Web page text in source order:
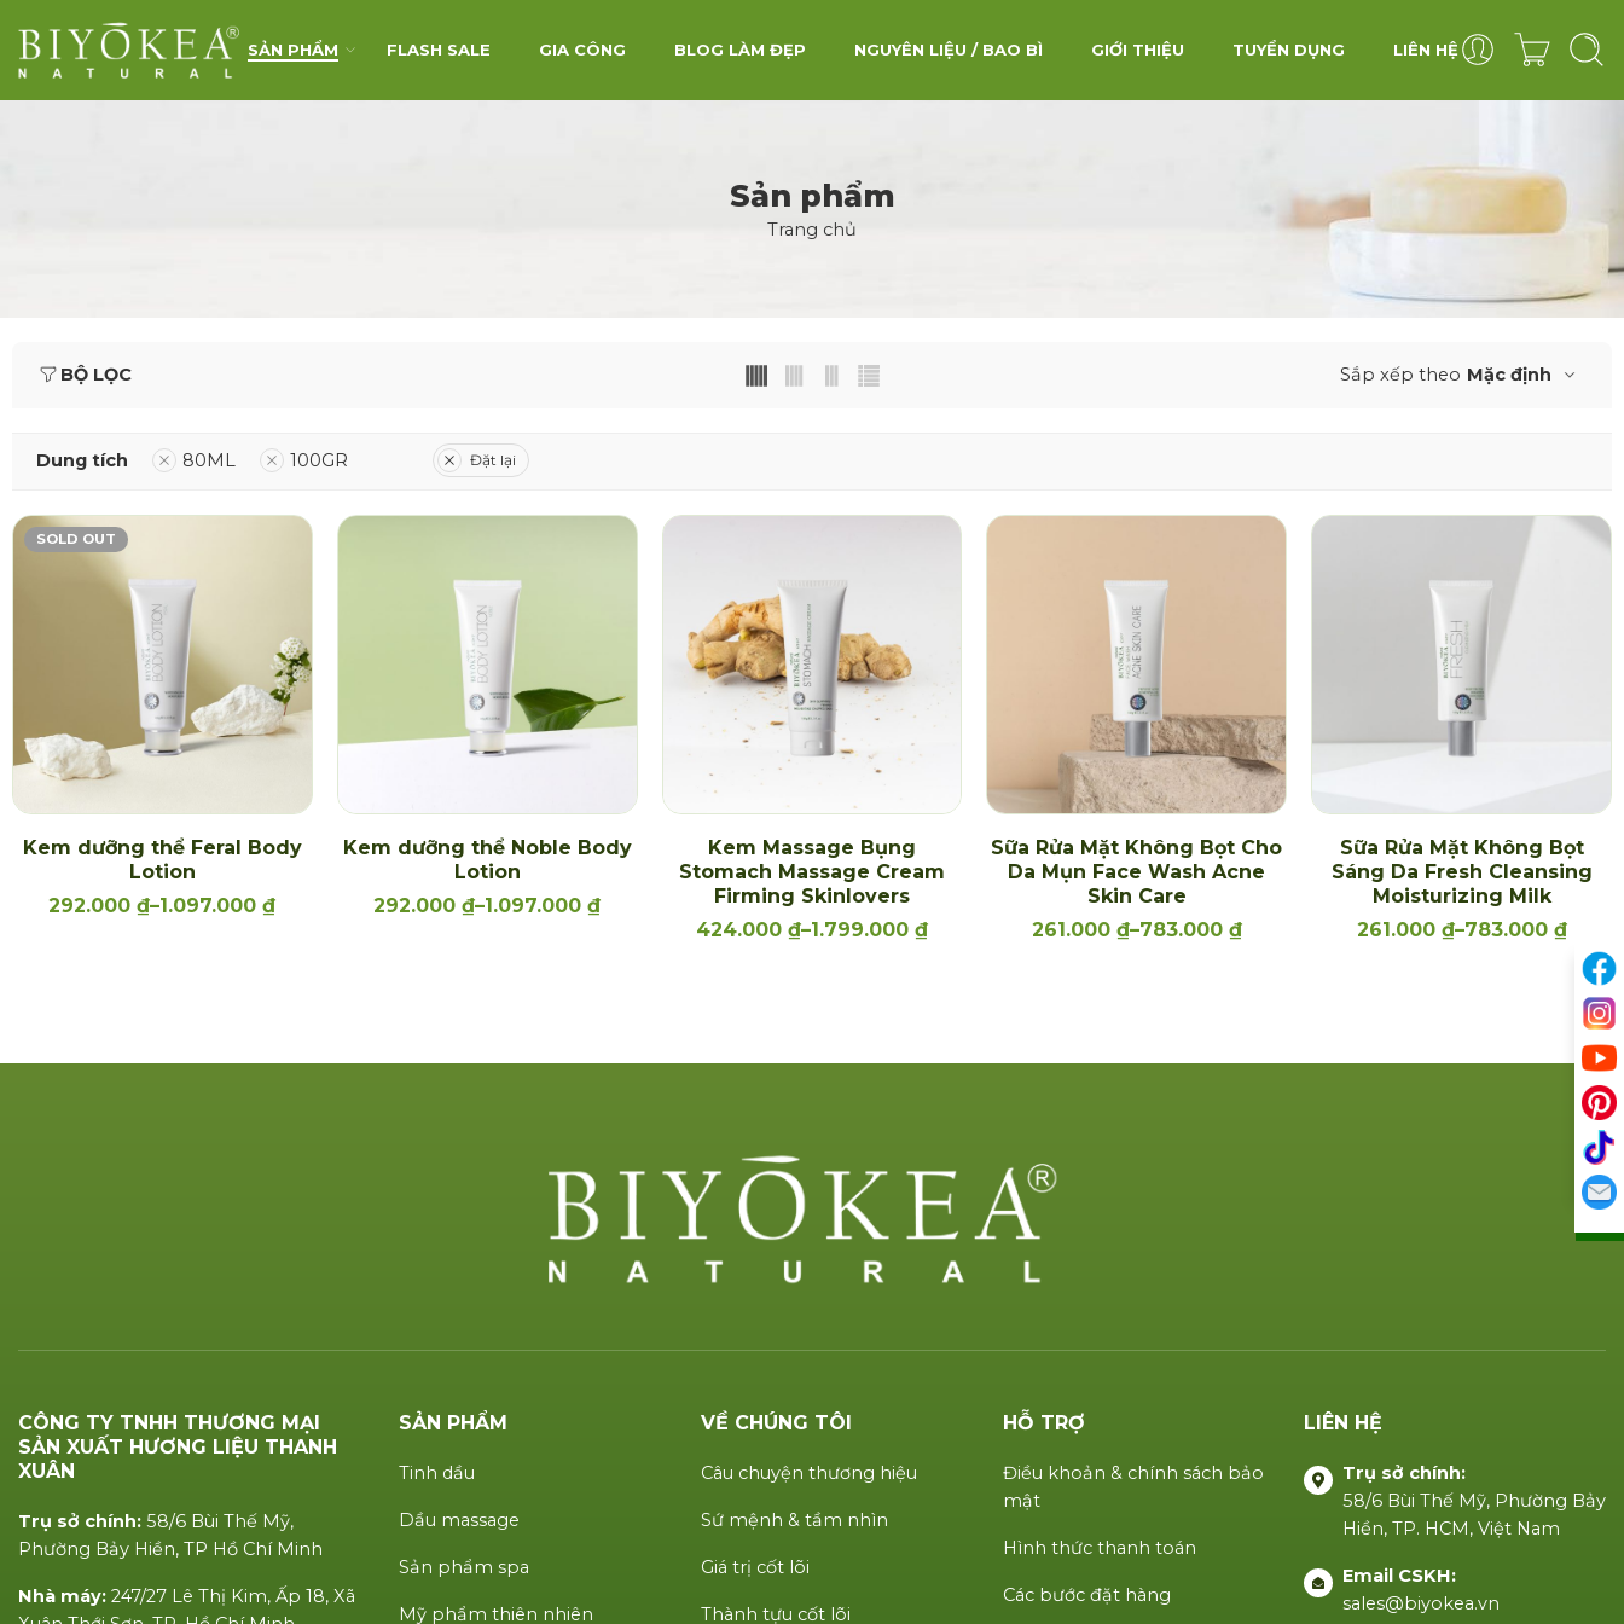
SẢN PHẨM FLASH SALE GIA CÔNG BLOG LÀM ĐẸP NGUYÊN LIỆU / BAO BÌ GIỚI THIỆU TUYỂN DỤNG LIÊN HỆ
Sản phẩm
Trang chủ
BỘ LỌC Sắp xếp theo Mặc định
Dung tích 80ML 100GR Đặt lại
SOLD OUT
Kem dưỡng thể Feral Body
Lotion
292.000₫–1.097.000₫
Kem dưỡng thể Noble Body
Lotion
292.000₫–1.097.000₫
Kem Massage Bụng
Stomach Massage Cream
Firming Skinlovers
424.000 ₫–1.799.000 ₫
Sữa Rửa Mặt Không Bọt Cho
Da Mụn Face Wash Acne
Skin Care
261.000 ₫–783.000 ₫
Sữa Rửa Mặt Không Bọt
Sáng Da Fresh Cleansing
Moisturizing Milk
261.000 ₫–783.000 ₫
CÔNG TY TNHH THƯƠNG MẠI
SẢN XUẤT HƯƠNG LIỆU THANH
XUÂN
Trụ sở chính: 58/6 Bùi Thế Mỹ,
Phường Bảy Hiền, TP Hồ Chí Minh
Nhà máy: 247/27 Lê Thị Kim, Ấp 18, Xã
SẢN PHẨM
Tinh dầu
Dầu massage
Sản phẩm spa
Mỹ phẩm thiên nhiên
VỀ CHÚNG TÔI
Câu chuyện thương hiệu
Sứ mệnh & tầm nhìn
Giá trị cốt lõi
Thành tựu cốt lõi
HỖ TRỢ
Điều khoản & chính sách bảo
mật
Hình thức thanh toán
Các bước đặt hàng
LIÊN HỆ
Trụ sở chính:
58/6 Bùi Thế Mỹ, Phường Bảy
Hiền, TP. HCM, Việt Nam
Email CSKH:
sales@biyokea.vn